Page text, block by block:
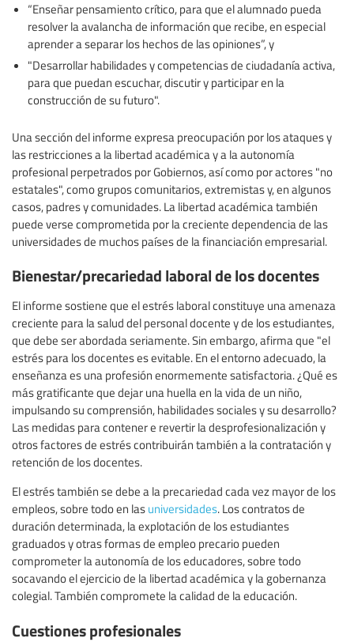
“Enseñar pensamiento crítico, para que el alumnado pueda
resolver la avalancha de información que recibe, en especial
aprender a separar los hechos de las opiniones”, y
"Desarrollar habilidades y competencias de ciudadanía activa,
para que puedan escuchar, discutir y participar en la
construcción de su futuro".
Una sección del informe expresa preocupación por los ataques y
las restricciones a la libertad académica y a la autonomía
profesional perpetrados por Gobiernos, así como por actores "no
estatales", como grupos comunitarios, extremistas y, en algunos
casos, padres y comunidades. La libertad académica también
puede verse comprometida por la creciente dependencia de las
universidades de muchos países de la financiación empresarial.
Bienestar/precariedad laboral de los docentes
El informe sostiene que el estrés laboral constituye una amenaza
creciente para la salud del personal docente y de los estudiantes,
que debe ser abordada seriamente. Sin embargo, afirma que "el
estrés para los docentes es evitable. En el entorno adecuado, la
enseñanza es una profesión enormemente satisfactoria. ¿Qué es
más gratificante que dejar una huella en la vida de un niño,
impulsando su comprensión, habilidades sociales y su desarrollo?
Las medidas para contener e revertir la desprofesionalización y
otros factores de estrés contribuirán también a la contratación y
retención de los docentes.
El estrés también se debe a la precariedad cada vez mayor de los
empleos, sobre todo en las universidades. Los contratos de
duración determinada, la explotación de los estudiantes
graduados y otras formas de empleo precario pueden
comprometer la autonomía de los educadores, sobre todo
socavando el ejercicio de la libertad académica y la gobernanza
colegial. También compromete la calidad de la educación.
Cuestiones profesionales